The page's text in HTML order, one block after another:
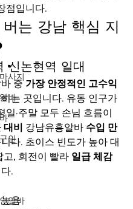
사지
바
인
알바
점입니다.
는 강남 핵심 지
·신논현역 일대
중 가장 안정적인 고수익
는 곳입니다. 유동 인구가
일·주말 모두 손님 흐름이
대비 강남유흥알바 수입 만
다. 초이스 빈도가 높아 대
고, 회전이 빨라 일급 체감
.
음